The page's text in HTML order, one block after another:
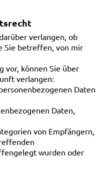
verlangen, ob
Sie betreffen, von mir
vor, können Sie über
verlangen:
Daten
Daten,
von Empfängern,
wurden oder